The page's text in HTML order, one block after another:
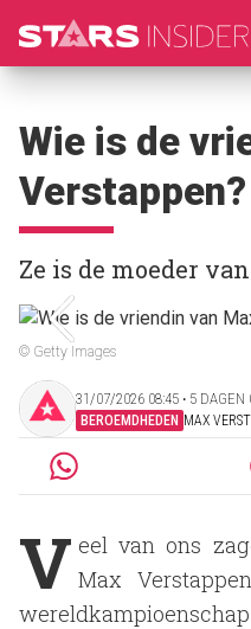
Wie is de
Verstappen?
Ze is de moeder
© Getty Images
31/07/2026 08:45 ‧ 5 DAGEN
BEROEMDHEDEN MAX
V eel van ons
Max